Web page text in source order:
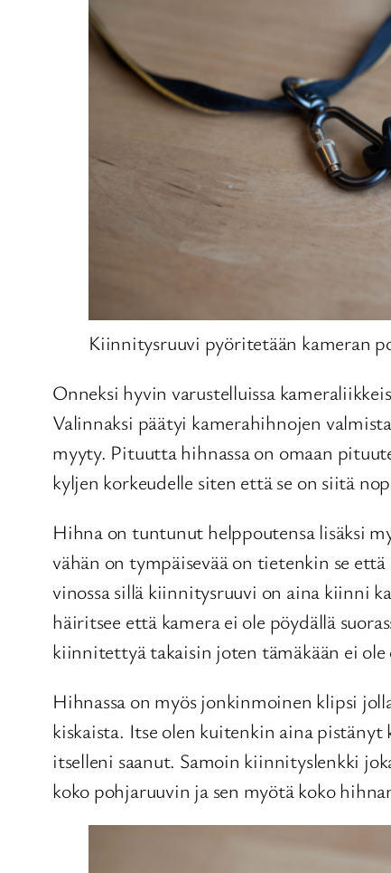
Kiinnitysruuvi pyöritetään kameran
Onneksi hyvin varustelluissa
Valinnaksi päätyi kamerahihnojen
myyty. Pituutta hihnassa on omaan
kyljen korkeudelle siten että se on siitä
Hihna on tuntunut helppoutensa lisäksi
vähän on tympäisevää on tietenkin se
vinossa sillä kiinnitysruuvi on aina kiinni
häiritsee että kamera ei ole pöydällä
kiinnitettyä takaisin joten tämäkään ei
Hihnassa on myös jonkinmoinen klipsi
kiskaista. Itse olen kuitenkin aina
itselleni saanut. Samoin kiinnityslenkki
koko pohjaruuvin ja sen myötä koko